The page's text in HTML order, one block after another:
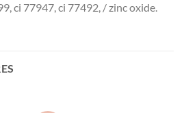
ci 77947, ci 77492, / zinc oxide.